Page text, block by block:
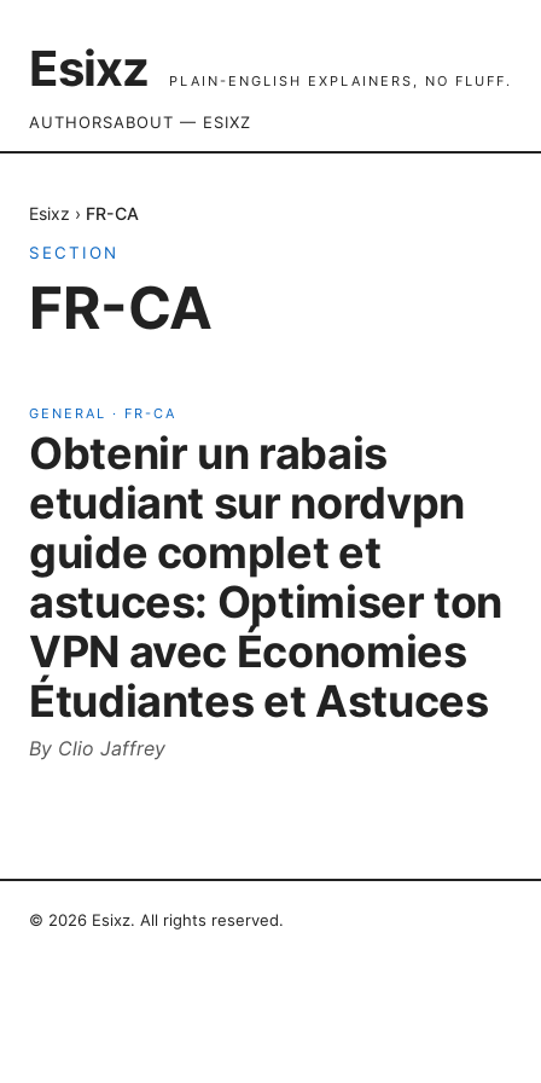
Esixz PLAIN-ENGLISH EXPLAINERS, NO FLUFF.
AUTHORSABOUT — ESIXZ
Esixz › FR-CA
SECTION
FR-CA
GENERAL · FR-CA
Obtenir un rabais
etudiant sur nordvpn
guide complet et
astuces: Optimiser ton
VPN avec Économies
Étudiantes et Astuces
By Clio Jaffrey
© 2026 Esixz. All rights reserved.